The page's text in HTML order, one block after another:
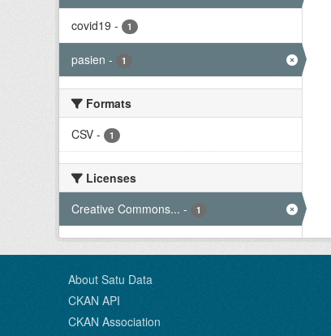
covid19 - 1
pasien - 1
Formats
CSV - 1
Licenses
Creative Commons... - 1
About Satu Data
CKAN API
CKAN Association